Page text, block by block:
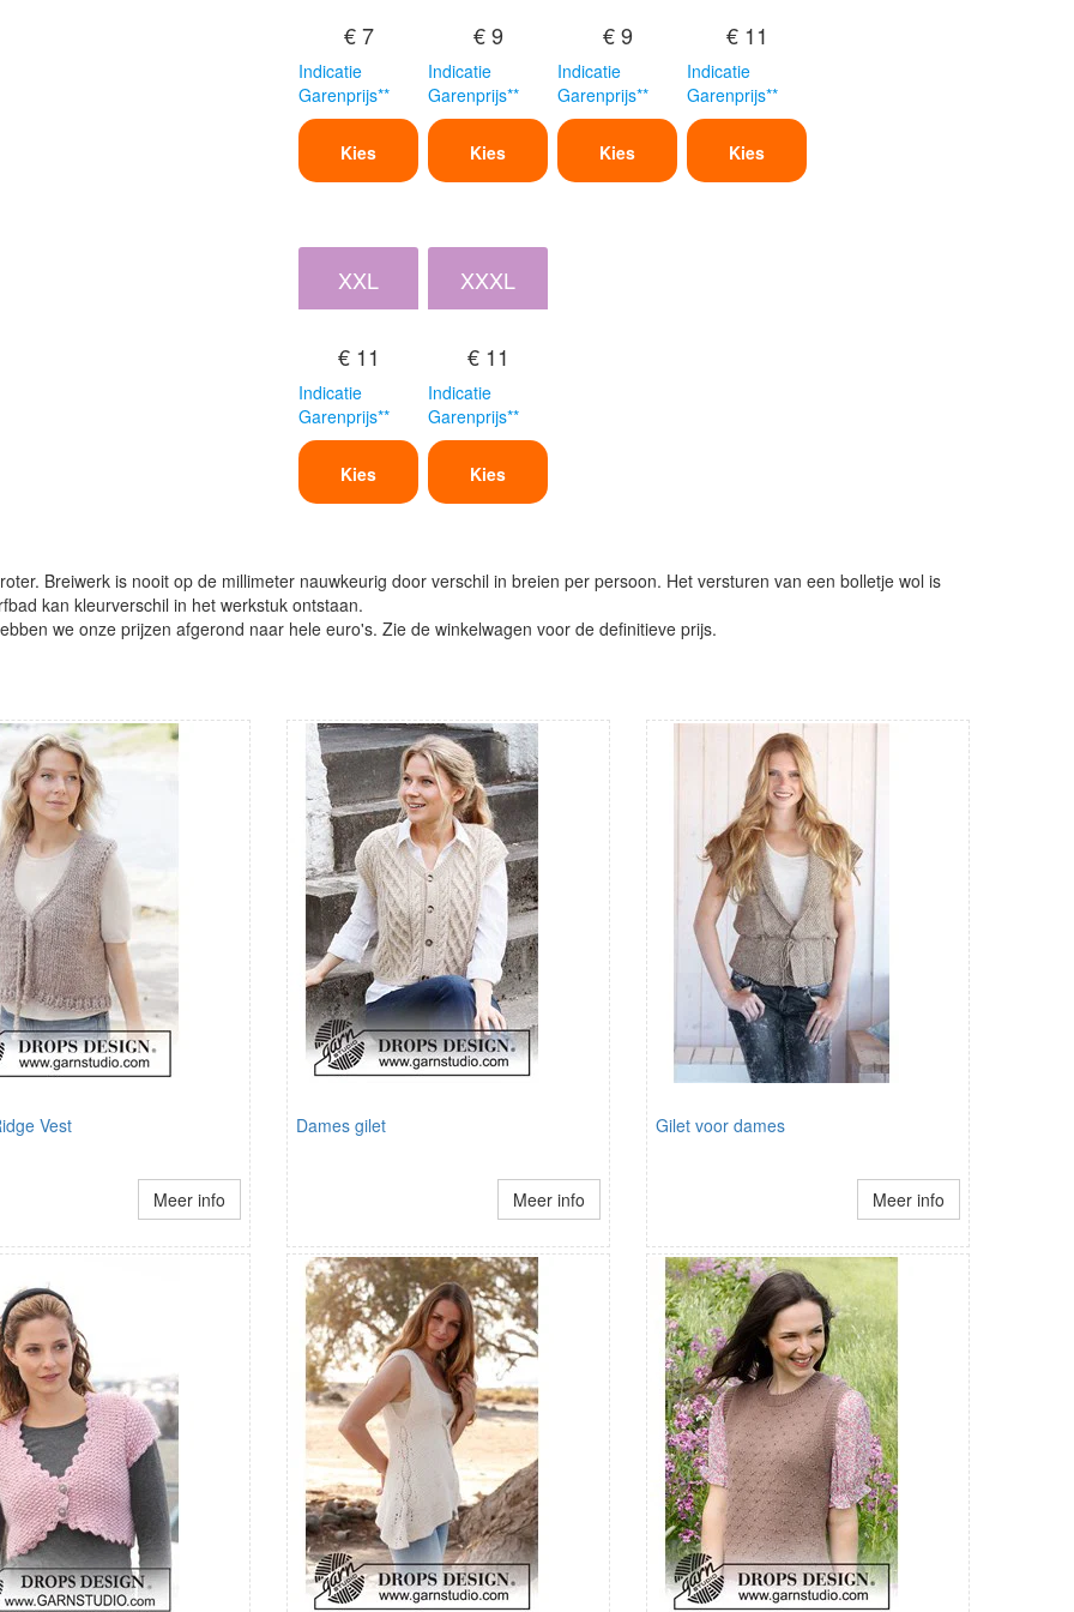
€ 7
Indicatie
Garenprijs**
Kies
€ 9
Indicatie
Garenprijs**
Kies
€ 9
Indicatie
Garenprijs**
Kies
€ 11
Indicatie
Garenprijs**
Kies
XXL
€ 11
Indicatie
Garenprijs**
Kies
XXXL
€ 11
Indicatie
Garenprijs**
Kies
Breiwerk is nooit op de millimeter nauwkeurig door verschil in breien per persoon. Het versturen van een bolletje wol is
kan kleurverschil in het werkstuk ontstaan.
we onze prijzen afgerond naar hele euro's. Zie de winkelwagen voor de definitieve prijs.
Vest
Meer info
Dames gilet
Meer info
Gilet voor dames
Meer info